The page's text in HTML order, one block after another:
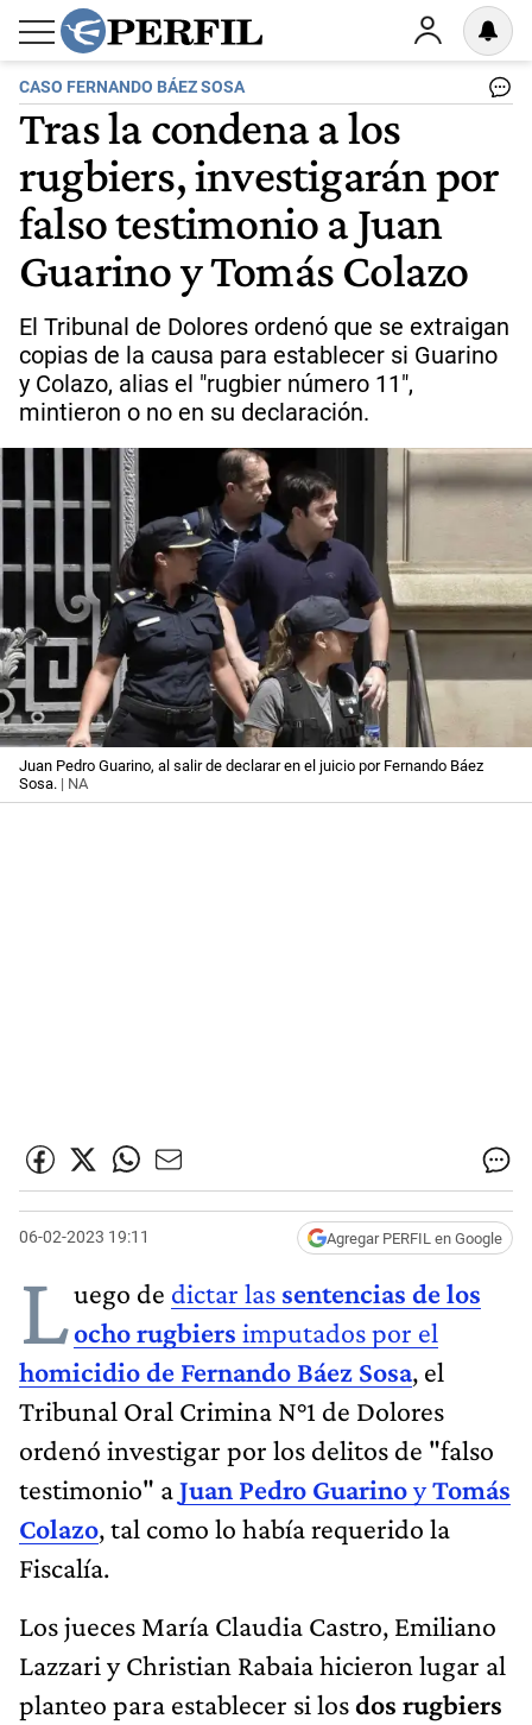
CASO FERNANDO BÁEZ SOSA
Tras la condena a los
rugbiers, investigarán por
falso testimonio a Juan
Guarino y Tomás Colazo
El Tribunal de Dolores ordenó que se extraigan
copias de la causa para establecer si Guarino
y Colazo, alias el "rugbier número 11",
mintieron o no en su declaración.
Juan Pedro Guarino, al salir de declarar en el juicio por Fernando Báez
Sosa. | NA
06-02-2023 19:11 Agregar PERFIL en Google
Luego de dictar las sentencias de los
ocho rugbiers imputados por el
homicidio de Fernando Báez Sosa, el
Tribunal Oral Crimina N°1 de Dolores
ordenó investigar por los delitos de "falso
testimonio" aJuan Pedro GuarinoyTomás
Colazo, tal como lo había requerido la
Fiscalía.
Los jueces María Claudia Castro, Emiliano
Lazzari y Christian Rabaia hicieron lugar al
planteo para establecer si losdos rugbiers